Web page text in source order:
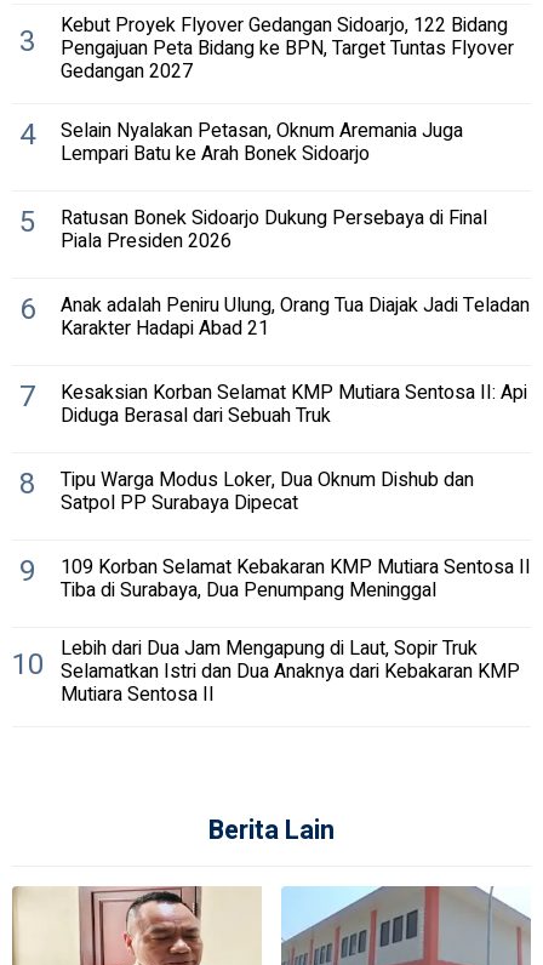
3 Kebut Proyek Flyover Gedangan Sidoarjo, 122 Bidang
Pengajuan Peta Bidang ke BPN, Target Tuntas Flyover
Gedangan 2027
4 Selain Nyalakan Petasan, Oknum Aremania Juga
Lempari Batu ke Arah Bonek Sidoarjo
5 Ratusan Bonek Sidoarjo Dukung Persebaya di Final
Piala Presiden 2026
6 Anak adalah Peniru Ulung, Orang Tua Diajak Jadi Teladan
Karakter Hadapi Abad 21
7 Kesaksian Korban Selamat KMP Mutiara Sentosa II: Api
Diduga Berasal dari Sebuah Truk
8 Tipu Warga Modus Loker, Dua Oknum Dishub dan
Satpol PP Surabaya Dipecat
9 109 Korban Selamat Kebakaran KMP Mutiara Sentosa II
Tiba di Surabaya, Dua Penumpang Meninggal
10 Lebih dari Dua Jam Mengapung di Laut, Sopir Truk
Selamatkan Istri dan Dua Anaknya dari Kebakaran KMP
Mutiara Sentosa II
Berita Lain